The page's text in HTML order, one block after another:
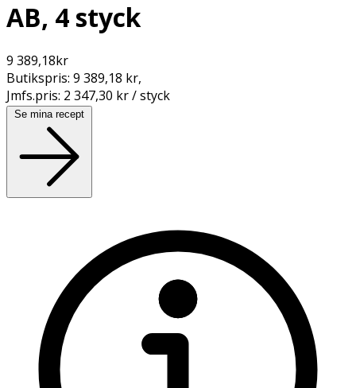
AB, 4 styck
9 389,18kr
Butikspris: 9 389,18 kr,
Jmfs.pris: 2 347,30 kr / styck
Se mina recept